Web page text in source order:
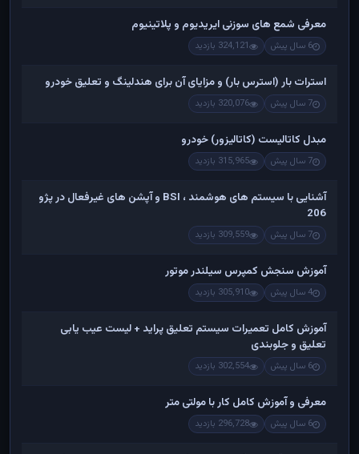
معرفی شمع های سوزنی ایریدیوم و پلاتینیوم
6 سال پیش 324,121 بازدید
استرات بار (استرس بار) و مزایای آن برای هندلینگ و تعلیق خودرو
7 سال پیش 320,076 بازدید
مبدل کاتالیست (کاتالیزور) خودرو
7 سال پیش 315,965 بازدید
آشنایی با سیستم های هوشمند ، BSI و آپشن های غیرفعال در پژو
206
7 سال پیش 309,559 بازدید
آموزش سنجش کمپرس سیلندر موتور
4 سال پیش 305,910 بازدید
آموزش کامل تعمیرات سیستم تعلیق پراید + لیست عیب یابی
تعلیق و جلوبندی
6 سال پیش 302,554 بازدید
معرفی و آموزش کامل کار با مولتی متر
6 سال پیش 296,728 بازدید